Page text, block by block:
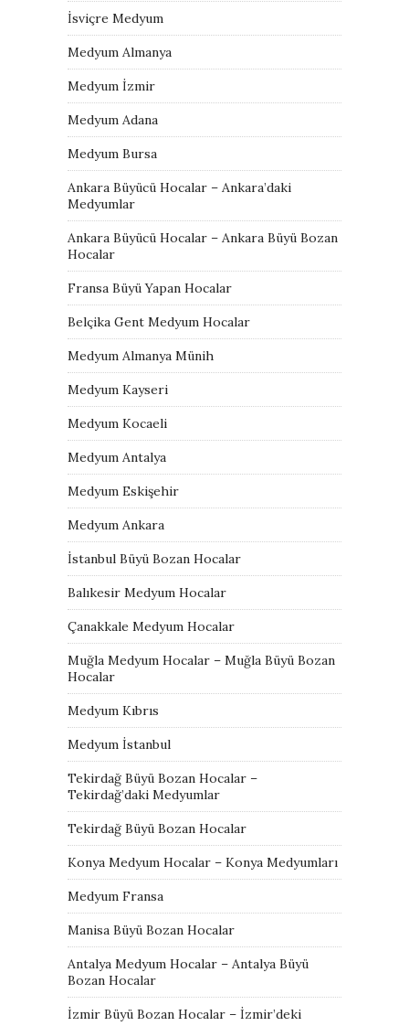
İsviçre Medyum
Medyum Almanya
Medyum İzmir
Medyum Adana
Medyum Bursa
Ankara Büyücü Hocalar – Ankara’daki
Medyumlar
Ankara Büyücü Hocalar – Ankara Büyü Bozan
Hocalar
Fransa Büyü Yapan Hocalar
Belçika Gent Medyum Hocalar
Medyum Almanya Münih
Medyum Kayseri
Medyum Kocaeli
Medyum Antalya
Medyum Eskişehir
Medyum Ankara
İstanbul Büyü Bozan Hocalar
Balıkesir Medyum Hocalar
Çanakkale Medyum Hocalar
Muğla Medyum Hocalar – Muğla Büyü Bozan
Hocalar
Medyum Kıbrıs
Medyum İstanbul
Tekirdağ Büyü Bozan Hocalar –
Tekirdağ’daki Medyumlar
Tekirdağ Büyü Bozan Hocalar
Konya Medyum Hocalar – Konya Medyumları
Medyum Fransa
Manisa Büyü Bozan Hocalar
Antalya Medyum Hocalar – Antalya Büyü
Bozan Hocalar
İzmir Büyü Bozan Hocalar – İzmir’deki